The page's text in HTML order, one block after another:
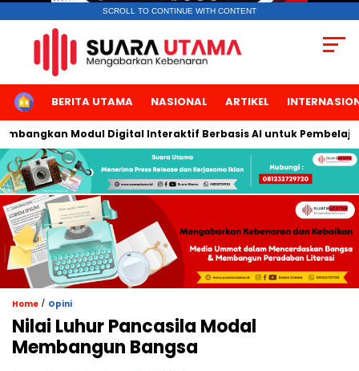
SCROLL TO CONTINUE WITH CONTENT
HOMEBERITA UTAMA NASIONAL ARTIKEL
Modul Digital Interaktif Berbasis AI untuk Pembelajaran
Home / Opini
Nilai Luhur Pancasila Modal
Membangun Bangsa